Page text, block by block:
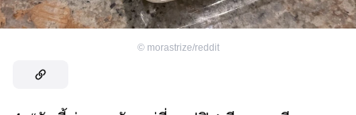
© morastrize/reddit